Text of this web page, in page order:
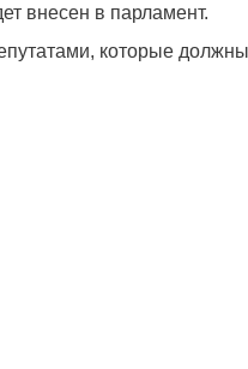
внесен в парламент.
которые